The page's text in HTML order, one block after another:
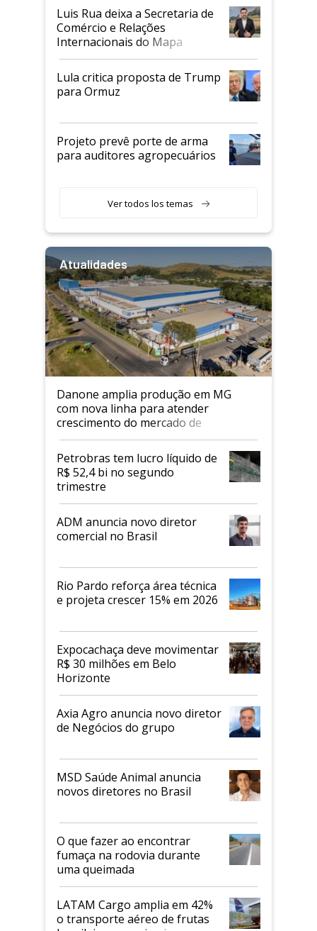
Luis Rua deixa a Secretaria de
Comércio e Relações
Internacionais do Mapa
Lula critica proposta de Trump
para Ormuz
Projeto prevê porte de arma
para auditores agropecuários
Ver todos los temas
Atualidades
Danone amplia produção em MG
com nova linha para atender
crescimento do mercado de
alimentos proteicos
Petrobras tem lucro líquido de
R$ 52,4 bi no segundo
trimestre
ADM anuncia novo diretor
comercial no Brasil
Rio Pardo reforça área técnica
e projeta crescer 15% em 2026
Expocachaça deve movimentar
R$ 30 milhões em Belo
Horizonte
Axia Agro anuncia novo diretor
de Negócios do grupo
MSD Saúde Animal anuncia
novos diretores no Brasil
O que fazer ao encontrar
fumaça na rodovia durante
uma queimada
LATAM Cargo amplia em 42%
o transporte aéreo de frutas